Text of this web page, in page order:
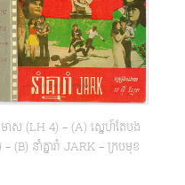
ាស (LH 4) – (A) ស្នេហ៍តែបង
(B) នាំគ្នារាំ JARK – ក្របមុខ